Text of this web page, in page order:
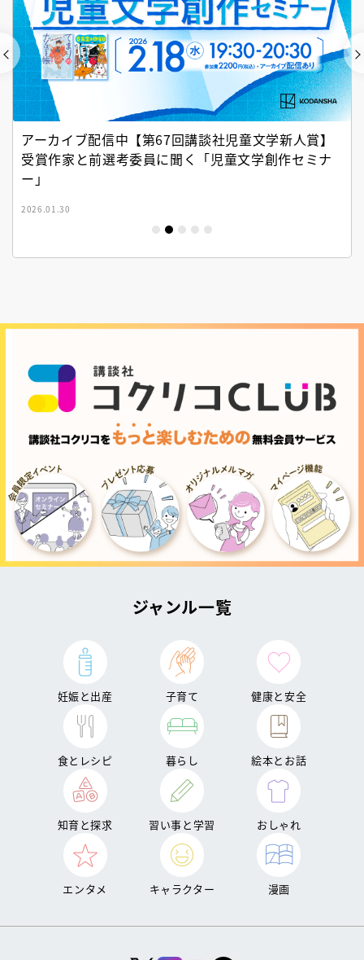
アーカイブ配信中【第67回講談社児童文学新人賞】
受賞作家と前選考委員に聞く「児童文学創作セミナ
ー」
2026.01.30
ジャンル一覧
妊娠と出産 子育て 健康と安全
食とレシピ 暮らし 絵本とお話
知育と探求 習い事と学習 おしゃれ
エンタメ キャラクター 漫画